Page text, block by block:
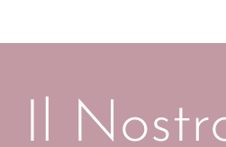
Il